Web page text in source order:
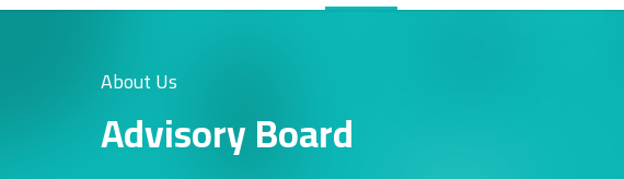
About Us
Advisory Board